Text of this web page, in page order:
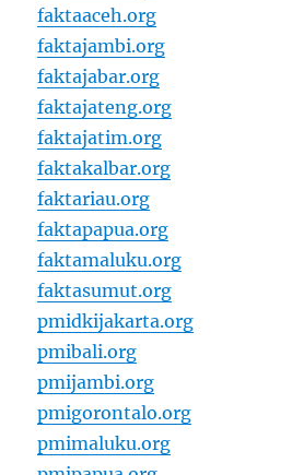
faktaaceh.org
faktajambi.org
faktajabar.org
faktajateng.org
faktajatim.org
faktakalbar.org
faktariau.org
faktapapua.org
faktamaluku.org
faktasumut.org
pmidkijakarta.org
pmibali.org
pmijambi.org
pmigorontalo.org
pmimaluku.org